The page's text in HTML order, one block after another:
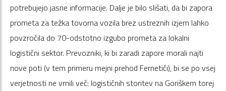
potrebujejo jasne informacije. Dalje je bilo slišati, da bi zapora
prometa za težka tovorna vozila brez ustreznih izjem lahko
povzročila do 70-odstotno izgubo prometa za lokalni
logistični sektor. Prevozniki, ki bi zaradi zapore morali najti
nove poti (v tem primeru mejni prehod Fernetiči), bi se po vsej
verjetnosti ne vrnili več: logističnih storitev na Goriškem torej